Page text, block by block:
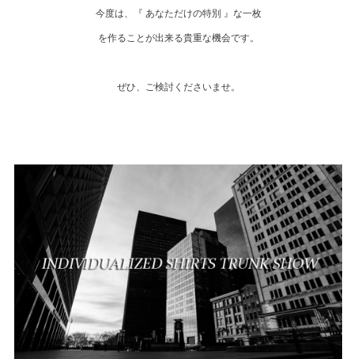
今度は、『 あなただけの特別 』な一枚
を作ることが出来る貴重な機会です。
ぜひ、ご検討くださいませ。